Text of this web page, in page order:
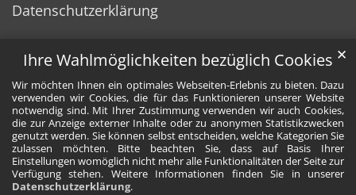
Ihre Wahlmöglichkeiten bezüglich Cookies
Wir möchten Ihnen ein optimales Webseiten-Erlebnis zu bieten. Dazu
verwenden wir Cookies, die für das Funktionieren unserer Website
notwendig sind. Mit Ihrer Zustimmung verwenden wir auch Cookies,
die zur Anzeige externer Inhalte oder zu anonymen Statistikzwecken
genutzt werden. Sie können selbst entscheiden, welche Kategorien Sie
zulassen möchten. Bitte beachten Sie, dass auf Basis Ihrer
Einstellungen womöglich nicht mehr alle Funktionalitäten der Seite zur
Verfügung stehen. Weitere Informationen finden Sie in unserer
Datenschutzerklärung.
✕
Datenschutzerklärung